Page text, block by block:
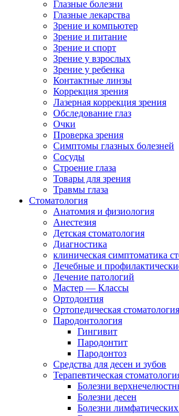
Глазные болезни
Глазные лекарства
Зрение и компьютер
Зрение и питание
Зрение и спорт
Зрение у взрослых
Зрение у ребенка
Контактные линзы
Коррекция зрения
Лазерная коррекция зрения
Обследование глаз
Очки
Проверка зрения
Симптомы глазных болезней
Сосуды
Строение глаза
Товары для зрения
Травмы глаза
Стоматология
Анатомия и физиология
Анестезия
Детская стоматология
Диагностика
клиническая симптоматика
Лечебные и
Лечение патологий
Мастер — Классы
Ортодонтия
Ортопедическая стоматология
Пародонтология
Гингивит
Пародонтит
Пародонтоз
Средства для десен и зубов
Терапевтическая
Болезни
Болезни десен
Болезни лимфатических